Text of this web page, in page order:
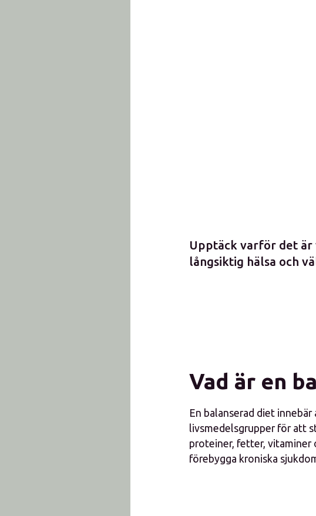
Upptäck varför det
långsiktig hälsa och
Vad är en
En balanserad diet
livsmedelsgrupper för att
proteiner, fetter, vitaminer
förebygga kroniska